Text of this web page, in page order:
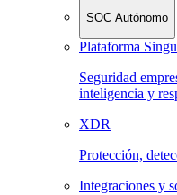
SOC Autónomo
Plataforma
Seguridad
inteligencia y
XDR
Protección,
Integraciones y